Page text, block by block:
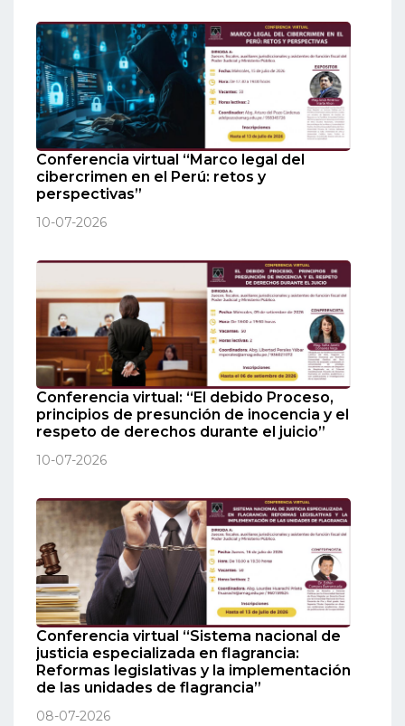
Conferencia virtual “Marco legal del
cibercrimen en el Perú: retos y
perspectivas”
10-07-2026
Conferencia virtual: “El debido Proceso,
principios de presunción de inocencia y el
respeto de derechos durante el juicio”
10-07-2026
Conferencia virtual “Sistema nacional de
justicia especializada en flagrancia:
Reformas legislativas y la implementación
de las unidades de flagrancia”
08-07-2026